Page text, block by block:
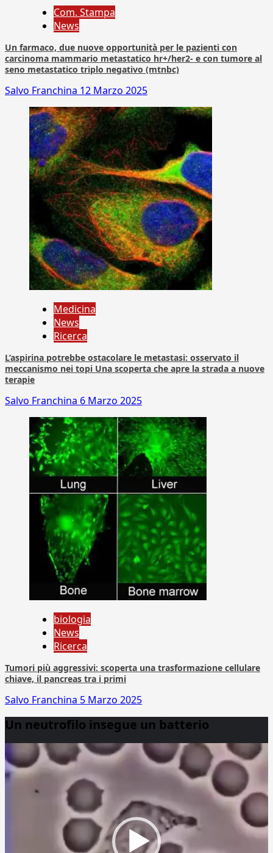
Com. Stampa
News
Un farmaco, due nuove opportunità per le pazienti con
carcinoma mammario metastatico hr+/her2- e con tumore al
seno metastatico triplo negativo (mtnbc)
Salvo Franchina 12 Marzo 2025
Medicina
News
Ricerca
L’aspirina potrebbe ostacolare le metastasi: osservato il
meccanismo nei topi Una scoperta che apre la strada a nuove
terapie
Salvo Franchina 6 Marzo 2025
biologia
News
Ricerca
Tumori più aggressivi: scoperta una trasformazione cellulare
chiave, il pancreas tra i primi
Salvo Franchina 5 Marzo 2025
Un neutrofilo insegue un batterio
Player